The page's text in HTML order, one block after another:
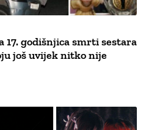
17. godišnjica smrti sestara
još uvijek nitko nije